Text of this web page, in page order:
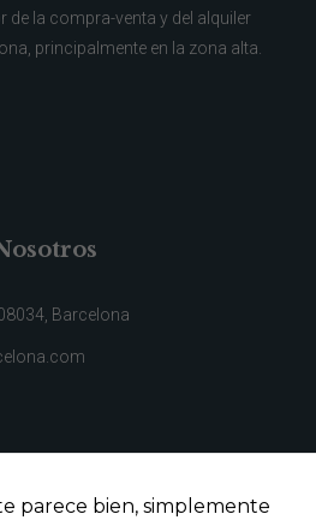
de la compra-venta y del alquiler
principalmente en la zona alta.
Barcelona
parece bien, simplemente